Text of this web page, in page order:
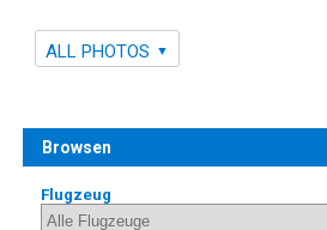
ALL PHOTOS
Browsen
Flugzeug